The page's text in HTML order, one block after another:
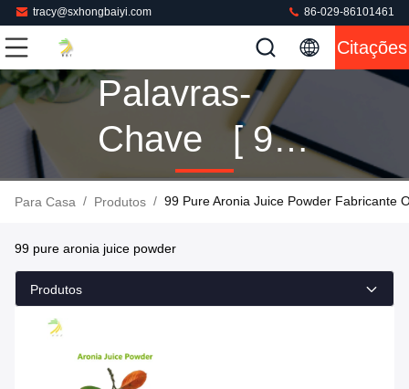
tracy@sxhongbaiyi.com 86-029-86101461
Citações
Palavras-
Chave [ 99
Pure Aronia
Powder ]
1 Produtos
Para Casa / Produtos / 99 Pure Aronia Juice Powder Fabricante
99 pure aronia juice powder
Produtos